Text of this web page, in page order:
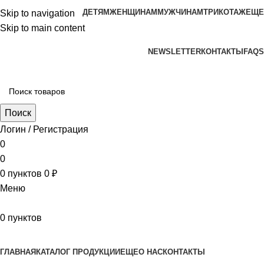
Skip to navigation
Skip to main content
ДЕТЯМЖЕНЩИНАМ МУЖЧИНАМТРИКОТАЖЕЩЕ
aritekstil@mail.ru +79226990188 , +79097440850…
NEWSLETTERКОНТАКТЫ FAQS
Поиск
Логин / Регистрация
0
0
0 пунктов 0 ₽
Меню
0 пунктов
ГЛАВНАЯ КАТАЛОГ ПРОДУКЦИИ ЕЩЕО НАСКОНТАКТЫ